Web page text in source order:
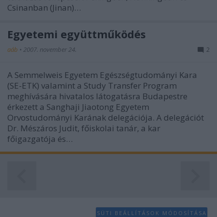
Csinanban (Jinan)…
Egyetemi együttműködés
aáb • 2007. november 24. 2
A Semmelweis Egyetem Egészségtudományi Kara
(SE-ETK) valamint a Study Transfer Program
meghívására hivatalos látogatásra Budapestre
érkezett a Sanghaji Jiaotong Egyetem
Orvostudományi Karának delegációja. A delegációt
Dr. Mészáros Judit, főiskolai tanár, a kar
főigazgatója és…
SÜTI BEÁLLÍTÁSOK MÓDOSÍTÁSA